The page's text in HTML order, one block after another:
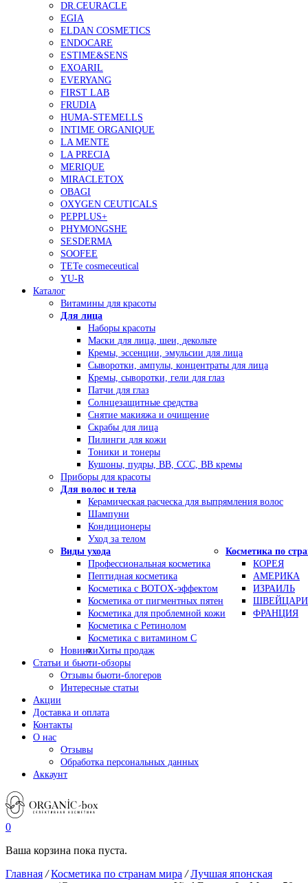
DR.CEURACLE
EGIA
ELDAN COSMETICS
ENDOCARE
ESTIME&SENS
EXOARIL
EVERYANG
FIRST LAB
FRUDIA
HUMA-STEMELLS
INTIME ORGANIQUE
LA MENTE
LA PRECIA
MERIQUE
MIRACLETOX
OBAGI
OXYGEN CEUTICALS
PEPPLUS+
PHYMONGSHE
SESDERMA
SOOFEE
TETe cosmeceutical
YU-R
Каталог
Витамины для красоты
Для лица
Наборы красоты
Маски для лица, шеи, декольте
Кремы, эссенции, эмульсии для лица
Сыворотки, ампулы, концентраты для лица
Кремы, сыворотки, гели для глаз
Патчи для глаз
Солнцезащитные средства
Снятие макияжа и очищение
Скрабы для лица
Пилинги для кожи
Тоники и тонеры
Кушоны, пудры, ВВ, ССС, ВВ кремы
Приборы для красоты
Для волос и тела
Керамическая расческа для выпрямления волос
Шампуни
Кондиционеры
Уход за телом
Виды ухода
Профессиональная косметика
Пептидная косметика
Косметика с BOTOX-эффектом
Косметика от пигментных пятен
Косметика для проблемной кожи
Косметика с Ретинолом
Косметика с витамином С
Косметика по
КОРЕЯ
АМЕРИКА
ИЗРАИЛЬ
ФРАНЦИЯ
НовинкиХиты продаж
Статьи и бьюти-обзоры
Отзывы бьюти-блогеров
Интересные статьи
Акции
Доставка и оплата
Контакты
О нас
Отзывы
Обработка персональных данных
Аккаунт
0
Ваша корзина пока пуста.
Главная /Косметика по странам мира /Лучшая японская